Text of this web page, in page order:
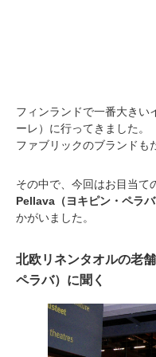
フィンランドで一番大きい
ーレ）に行ってきました。
ファブリックのブランドも
その中で、今回はお目当て
Pellava（ヨキピン・ペラバ
かがいました。
北欧リネンタオルの老舗
ペラバ）に聞く